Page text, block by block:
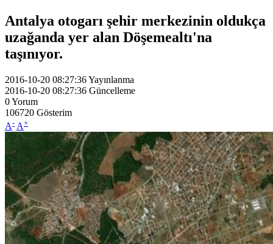
Antalya otogarı şehir merkezinin oldukça
uzağanda yer alan Döşemealtı'na
taşınıyor.
2016-10-20 08:27:36Yayınlanma
2016-10-20 08:27:36 Güncelleme
0Yorum
106720 Gösterim
A- A+